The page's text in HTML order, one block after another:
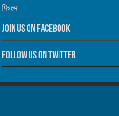
फिल्म
Join us on Facebook
Follow us on Twitter